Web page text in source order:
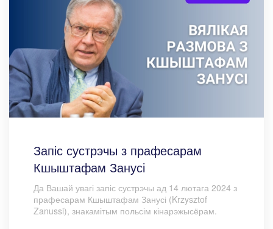
Запіс сустрэчы з прафесарам
Кшыштафам Занусі
Да Вашай увагі запіс сустрэчы ад 14 лютага 2024 з
прафесарам Кшыштафам Занусі (Krzysztof
Zanussi), знакамітым польсім кінарэжысёрам.